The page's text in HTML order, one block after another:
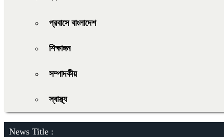
প্রবাসে বাংলাদেশ
শিক্ষাঙ্গন
সম্পাদকীয়
স্বাস্থ্য
News Title :